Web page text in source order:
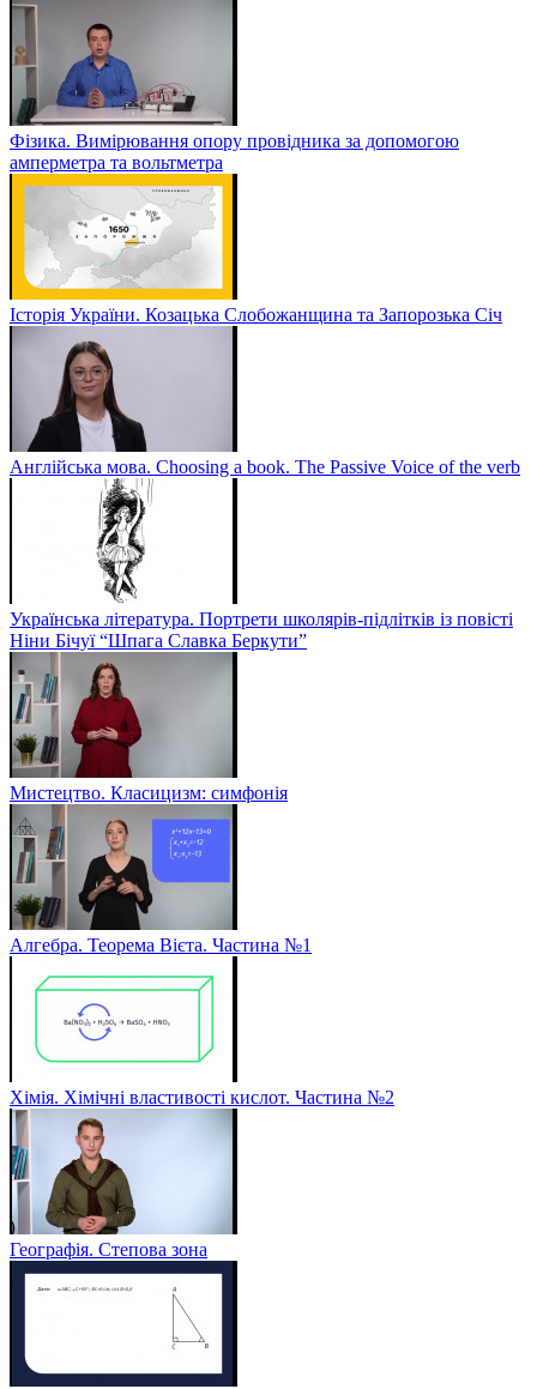
Фізика. Вимірювання опору провідника за допомогою
амперметра та вольтметра
Історія України. Козацька Слобожанщина та Запорозька Січ
Англійська мова. Choosing a book. The Passive Voice of the verb
Українська література. Портрети школярів-підлітків із повісті
Ніни Бічуї “Шпага Славка Беркути”
Мистецтво. Класицизм: симфонія
Алгебра. Теорема Вієта. Частина №1
Хімія. Хімічні властивості кислот. Частина №2
Географія. Степова зона